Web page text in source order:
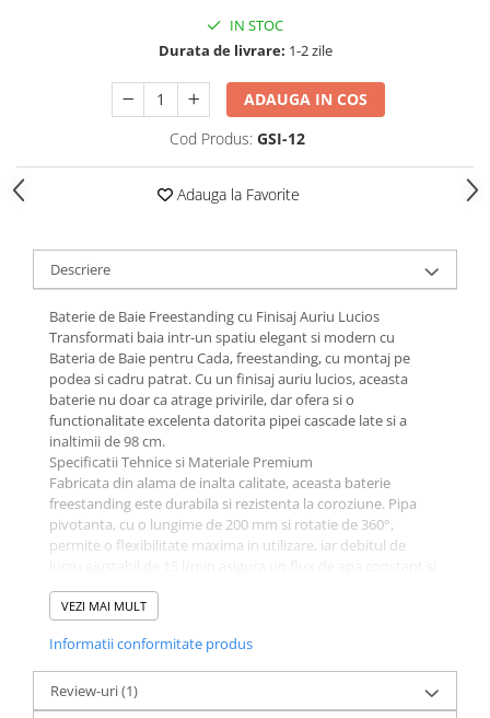
IN STOC
Durata de livrare: 1-2 zile
ADAUGA IN COS
Cod Produs: GSI-12
Adauga la Favorite
Descriere
Baterie de Baie Freestanding cu Finisaj Auriu Lucios
Transformati baia intr-un spatiu elegant si modern cu
Bateria de Baie pentru Cada, freestanding, cu montaj pe
podea si cadru patrat. Cu un finisaj auriu lucios, aceasta
baterie nu doar ca atrage privirile, dar ofera si o
functionalitate excelenta datorita pipei cascade late si a
inaltimii de 98 cm.
Specificatii Tehnice si Materiale Premium
Fabricata din alama de inalta calitate, aceasta baterie
freestanding este durabila si rezistenta la coroziune. Pipa
pivotanta, cu o lungime de 200 mm si rotatie de 360°,
permite o flexibilitate maxima in utilizare, iar debitul de
instalarea rapida si simpla.
Potrivita atat pentru cada, cat si pentru dus, aceasta baterie
cu dublu comanda si cartus ceramic de 35 mm ofera o
experienta de utilizare confortabila si precisa. Designul
modern si finisajul lucios o fac ideala pentru orice stil de
VEZI MAI MULT
Informatii conformitate produs
Review-uri(1)